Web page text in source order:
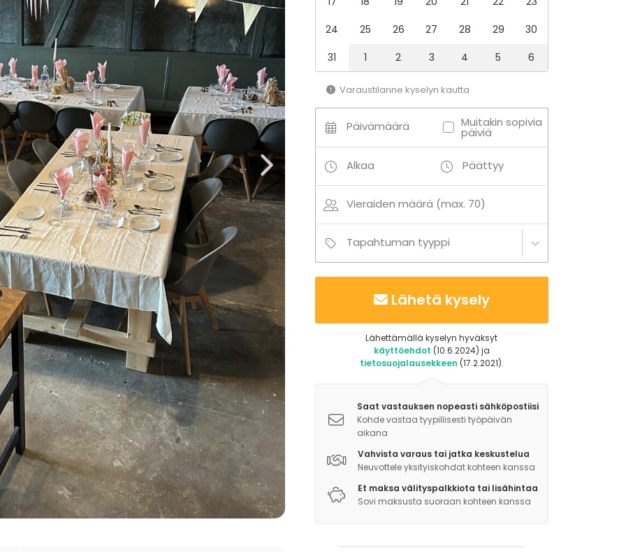
24
25 26 27 28 29
30
31
1 2 3 4 5 6
Varaustilanne kyselyn kautta
Päivämäärä Muitakin sopivia
päiviä
Alkaa Päättyy
Vieraiden määrä (max. 70)
Tapahtuman tyyppi
Lähetä kysely
Lähettämällä kyselyn hyväksyt
käyttöehdot (10.6.2024) ja
tietosuojalausekkeen (17.2.2021).
Saat vastauksen nopeasti sähköpostiisi
Kohde vastaa tyypillisesti työpäivän
aikana
Vahvista varaus tai jatka keskustelua
Neuvottele yksityiskohdat kohteen kanssa
Et maksa välityspalkkiota tai lisähintaa
Sovi maksusta suoraan kohteen kanssa